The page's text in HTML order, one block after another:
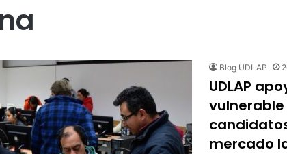
Blog UDLAP
UDLAP
mercado